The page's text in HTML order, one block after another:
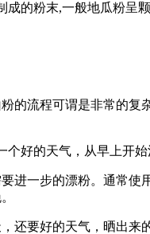
的粉末,一般地瓜粉呈
流程可谓是非常的复
好的天气，从早上开始
进一步的漂粉。通常使
还要好的天气，晒出来